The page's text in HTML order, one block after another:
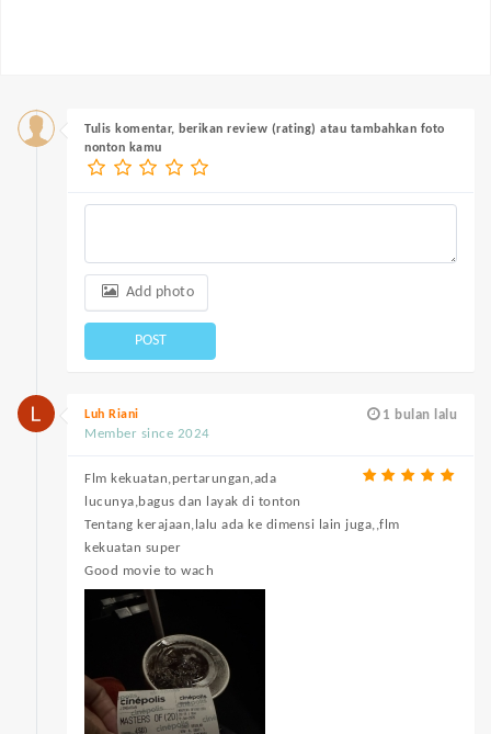
Tulis komentar, berikan review (rating) atau tambahkan foto
nonton kamu
Add photo
POST
1 bulan lalu
Luh Riani
Member since 2024
Flm kekuatan,pertarungan,ada
lucunya,bagus dan layak di tonton
Tentang kerajaan,lalu ada ke dimensi lain juga,,flm
kekuatan super
Good movie to wach